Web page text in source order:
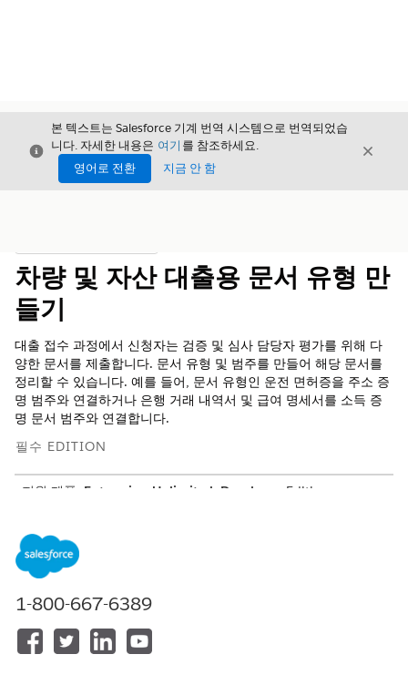
닫기
본 텍스트는 Salesforce 기계 번역 시스템으로 번역되었습
니다. 자세한 내용은 여기 를 참조하세요.
영어로 전환
지금 안 함
닫기
차량 및 자산 대출용 문서 유형 만
들기
대출 접수 과정에서 신청자는 검증 및 심사 담당자 평가를 위해 다
양한 문서를 제출합니다. 문서 유형 및 범주를 만들어 해당 문서를
정리할 수 있습니다. 예를 들어, 문서 유형인 운전 면허증을 주소 증
명 범주와 연결하거나 은행 거래 내역서 및 급여 명세서를 소득 증
명 문서 범주와 연결합니다.
필수 EDITION
지원 제품: Enterprise Unlimited Developer Edition
문서 유형 및 범주 생성 방법:
1-800-667-6389